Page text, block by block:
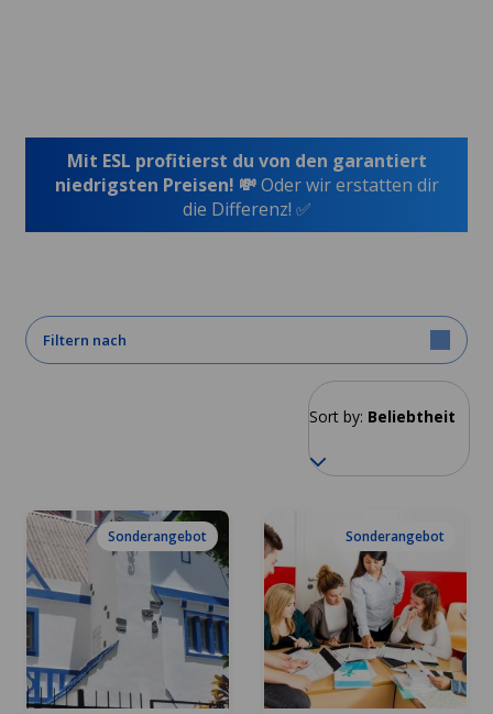
Mit ESL profitierst du von den garantiert
niedrigsten Preisen! 💸Oder wir erstatten dir
die Differenz! ✅
Filtern nach
Sort by: Beliebtheit
Sonderangebot Sonderangebot